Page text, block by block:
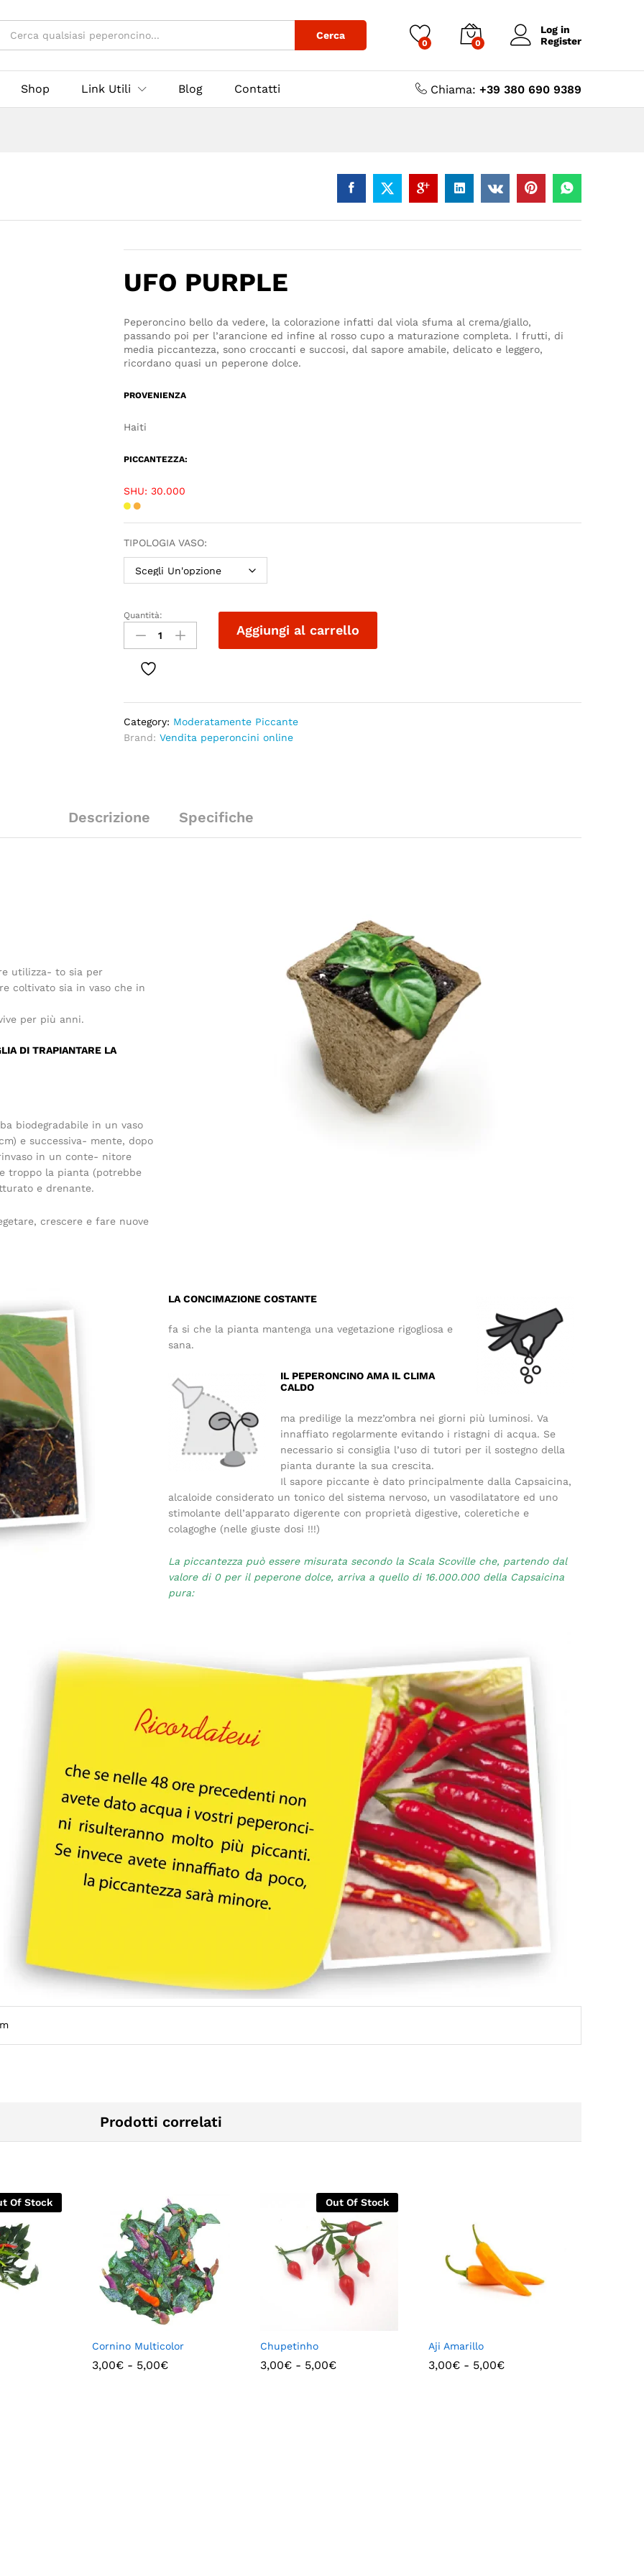
Cerca
0 0
Log in
Register
Shop Link Utili Blog Contatti Chiama: +39 380 690 9389
UFO PURPLE
Peperoncino bello da vedere, la colorazione infatti dal viola sfuma al crema/giallo,
passando poi per l’arancione ed infine al rosso cupo a maturazione completa. I frutti, di
media piccantezza, sono croccanti e succosi, dal sapore amabile, delicato e leggero,
ricordano quasi un peperone dolce.
PROVENIENZA
Haiti
PICCANTEZZA:
SHU: 30.000
TIPOLOGIA VASO:
Quantità:
Aggiungi al carrello
Category: Moderatamente Piccante
Brand:Vendita peperoncini online
Descrizione Specifiche
utilizza- to sia per
coltivato sia in vaso che in
per più anni.
DI TRAPIANTARE LA
biodegradabile in un vaso
e successiva- mente, dopo
in un conte- nitore
troppo la pianta (potrebbe
e drenante.
crescere e fare nuove
LA CONCIMAZIONE COSTANTE
fa si che la pianta mantenga una vegetazione rigogliosa e
sana.
IL PEPERONCINO AMA IL CLIMA
CALDO
ma predilige la mezz’ombra nei giorni più luminosi. Va
innaffiato regolarmente evitando i ristagni di acqua. Se
necessario si consiglia l’uso di tutori per il sostegno della
pianta durante la sua crescita.
Il sapore piccante è dato principalmente dalla Capsaicina,
alcaloide considerato un tonico del sistema nervoso, un vasodilatatore ed uno
stimolante dell’apparato digerente con proprietà digestive, coleretiche e
colagoghe (nelle giuste dosi !!!)
La piccantezza può essere misurata secondo la Scala Scoville che, partendo dal
valore di 0 per il peperone dolce, arriva a quello di 16.000.000 della Capsaicina
pura:
Prodotti correlati
Of Stock
Cornino Multicolor
3,00€ - 5,00€
Out Of Stock
Chupetinho
3,00€ - 5,00€
Aji Amarillo
3,00€ - 5,00€